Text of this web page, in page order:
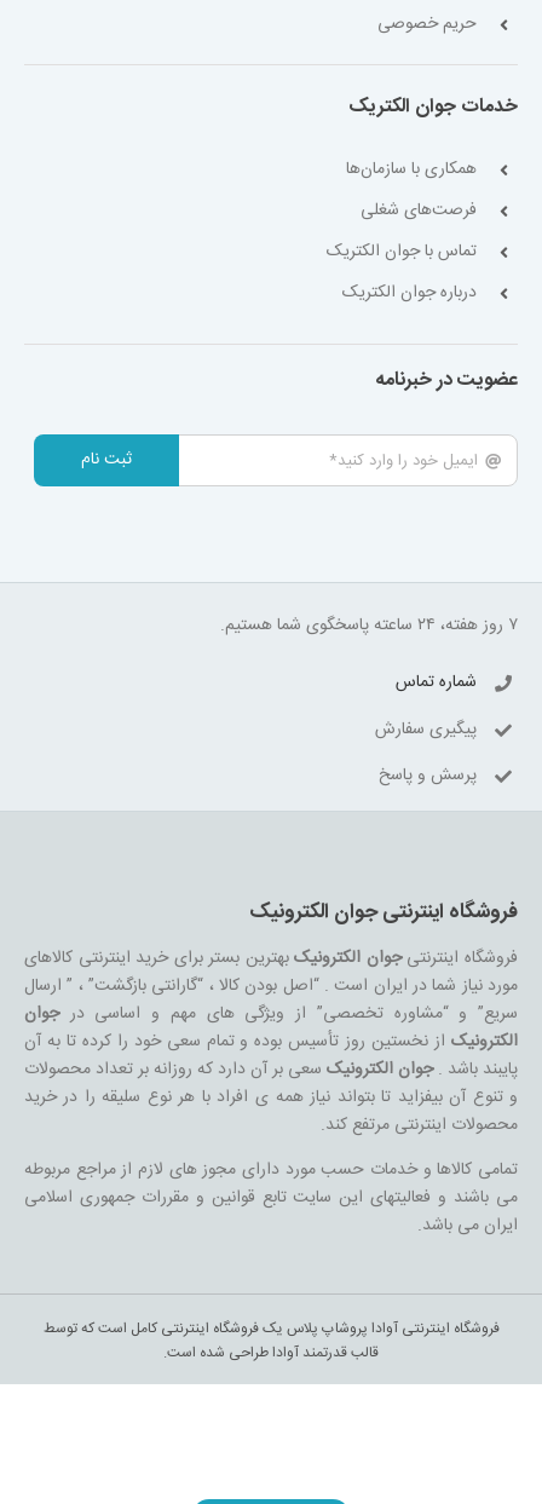
حریم خصوصی
خدمات جوان الکتریک
همکاری با سازمان‌ها
فرصت‌های شغلی
تماس با جوان الکتریک
درباره جوان الکتریک
عضویت در خبرنامه
ثبت نام
۷ روز هفته، ۲۴ ساعته پاسخگوی شما هستیم.
شماره تماس
پیگیری سفارش
پرسش و پاسخ
فروشگاه اینترنتی جوان الکترونیک
فروشگاه اینترنتیجوان الکترونیکبهترین بستر برای خرید اینترنتی کالاهای
مورد نیاز شما در ایران است . “اصل بودن کالا ، “گارانتی بازگشت” ، ” ارسال
سریع” و “مشاوره تخصصی” از ویژگی های مهم و اساسی درجوان
الکترونیکاز نخستین روز تأسیس بوده و تمام سعی خود را کرده تا به آن
پایبند باشد .جوان الکترونیکسعی بر آن دارد که روزانه بر تعداد محصولات
و تنوع آن بیفزاید تا بتواند نیاز همه ی افراد با هر نوع سلیقه را در خرید
محصولات اینترنتی مرتفع کند.
تمامی کالاها و خدمات حسب مورد دارای مجوز های لازم از مراجع مربوطه
می باشند و فعالیتهای این سایت تابع قوانین و مقررات جمهوری اسلامی
ایران می باشد.
فروشگاه اینترنتی آوادا پروشاپ پلاس یک فروشگاه اینترنتی کامل است که توسط
قالب قدرتمند آوادا طراحی شده است.